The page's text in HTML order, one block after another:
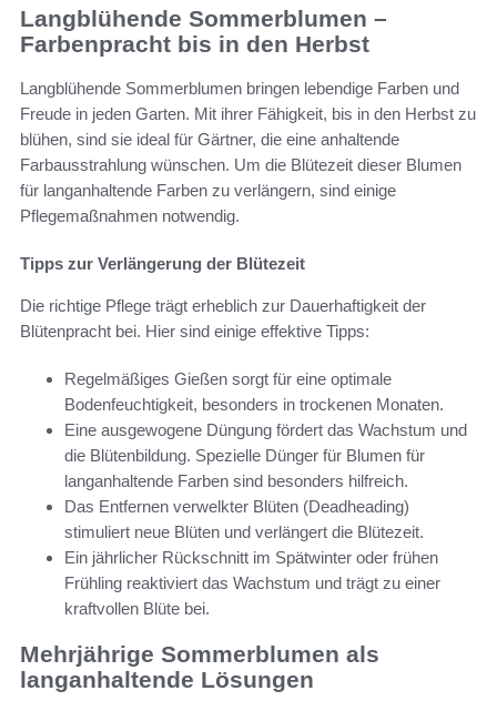
Langblühende Sommerblumen –
Farbenpracht bis in den Herbst
Langblühende Sommerblumen bringen lebendige Farben und
Freude in jeden Garten. Mit ihrer Fähigkeit, bis in den Herbst zu
blühen, sind sie ideal für Gärtner, die eine anhaltende
Farbausstrahlung wünschen. Um die Blütezeit dieser Blumen
für langanhaltende Farben zu verlängern, sind einige
Pflegemaßnahmen notwendig.
Tipps zur Verlängerung der Blütezeit
Die richtige Pflege trägt erheblich zur Dauerhaftigkeit der
Blütenpracht bei. Hier sind einige effektive Tipps:
Regelmäßiges Gießen sorgt für eine optimale
Bodenfeuchtigkeit, besonders in trockenen Monaten.
Eine ausgewogene Düngung fördert das Wachstum und
die Blütenbildung. Spezielle Dünger für Blumen für
langanhaltende Farben sind besonders hilfreich.
Das Entfernen verwelkter Blüten (Deadheading)
stimuliert neue Blüten und verlängert die Blütezeit.
Ein jährlicher Rückschnitt im Spätwinter oder frühen
Frühling reaktiviert das Wachstum und trägt zu einer
kraftvollen Blüte bei.
Mehrjährige Sommerblumen als
langanhaltende Lösungen